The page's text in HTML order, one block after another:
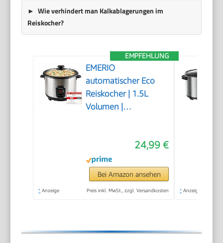
Wie verhindert man Kalkablagerungen im
Reiskocher?
EMPFEHLUNG
EMERIO
automatischer Eco
Reiskocher | 1.5L
Volumen |
Antihaftbeschichtung
| Glasdeckel | inkl
Reislöffel +
Messbecher |
Schongarer | 500
24,99 €
Bei Amazon ansehen
* Anzeige Preis inkl. MwSt., zzgl. Versandkosten * Anzeige